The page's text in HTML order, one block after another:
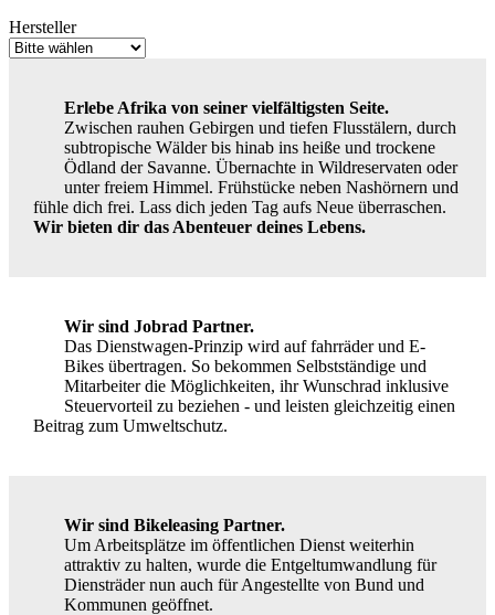
Hersteller
Erlebe Afrika von seiner vielfältigsten Seite.
Zwischen rauhen Gebirgen und tiefen Flusstälern, durch
subtropische Wälder bis hinab ins heiße und trockene
Ödland der Savanne. Übernachte in Wildreservaten oder
unter freiem Himmel. Frühstücke neben Nashörnern und
fühle dich frei. Lass dich jeden Tag aufs Neue überraschen.
Wir bieten dir das Abenteuer deines Lebens.
Wir sind Jobrad Partner.
Das Dienstwagen-Prinzip wird auf fahrräder und E-
Bikes übertragen. So bekommen Selbstständige und
Mitarbeiter die Möglichkeiten, ihr Wunschrad inklusive
Steuervorteil zu beziehen - und leisten gleichzeitig einen
Beitrag zum Umweltschutz.
Wir sind Bikeleasing Partner.
Um Arbeitsplätze im öffentlichen Dienst weiterhin
attraktiv zu halten, wurde die Entgeltumwandlung für
Diensträder nun auch für Angestellte von Bund und
Kommunen geöffnet.